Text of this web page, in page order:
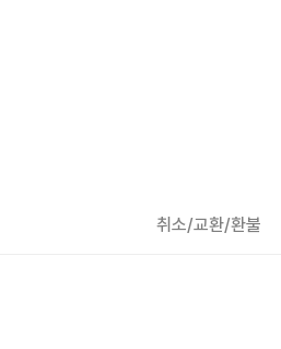
취소/교환/환불